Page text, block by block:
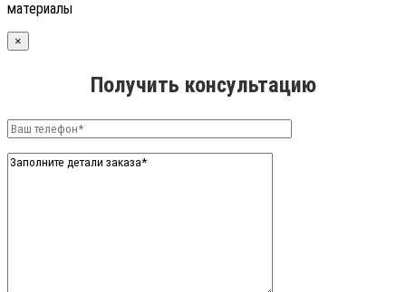
материалы
×
Получить консультацию